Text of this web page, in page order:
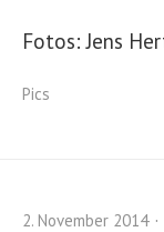
Fotos: Jens
Pics
2. November 2014